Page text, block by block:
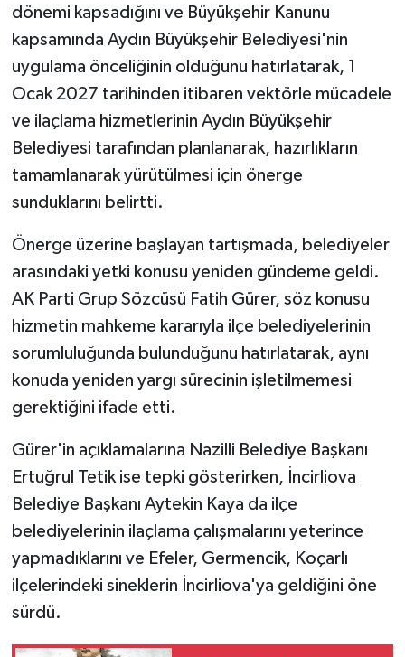
dönemi kapsadığını ve Büyükşehir Kanunu
kapsamında Aydın Büyükşehir Belediyesi'nin
uygulama önceliğinin olduğunu hatırlatarak, 1
Ocak 2027 tarihinden itibaren vektörle mücadele
ve ilaçlama hizmetlerinin Aydın Büyükşehir
Belediyesi tarafından planlanarak, hazırlıkların
tamamlanarak yürütülmesi için önerge
sunduklarını belirtti.
Önerge üzerine başlayan tartışmada, belediyeler
arasındaki yetki konusu yeniden gündeme geldi.
AK Parti Grup Sözcüsü Fatih Gürer, söz konusu
hizmetin mahkeme kararıyla ilçe belediyelerinin
sorumluluğunda bulunduğunu hatırlatarak, aynı
konuda yeniden yargı sürecinin işletilmemesi
gerektiğini ifade etti.
Gürer'in açıklamalarına Nazilli Belediye Başkanı
Ertuğrul Tetik ise tepki gösterirken, İncirliova
Belediye Başkanı Aytekin Kaya da ilçe
belediyelerinin ilaçlama çalışmalarını yeterince
yapmadıklarını ve Efeler, Germencik, Koçarlı
ilçelerindeki sineklerin İncirliova'ya geldiğini öne
sürdü.